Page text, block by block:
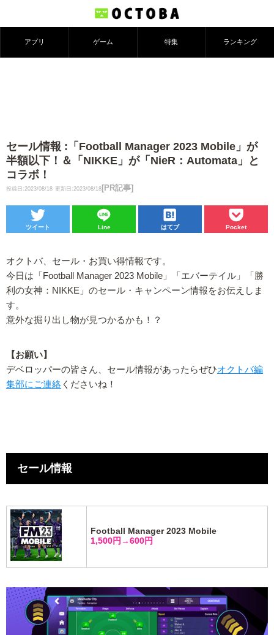
アプリ ゲーム 特集 ランキング
セール情報 :「Football Manager 2023 Mobile」が
半額以下！＆「NIKKE」が「NieR：Automata」と
コラボ！
投稿日:2023/08/18 更新日:2023/08/18 [PR記事]
ツイート Line はてブ Pocket
オクトバ、セール・お買い得情報です。
今日は「Football Manager 2023 Mobile」「エバーテイル」「勝
利の女神：NIKKE」のセール・キャンペーン情報をお伝えしま
す。
意外な掘り出し物が見つかるかも！？
【お願い】
デベロッパーの皆さん、セール情報があったらぜひオクトバ編
集部にご連絡 くださいね！
セール情報
Football Manager 2023 Mobile
1,500円→600円